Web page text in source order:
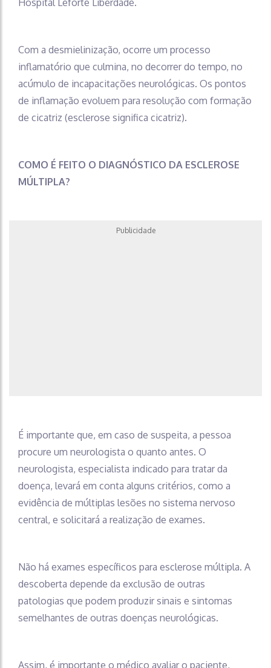
Com a desmielinização, ocorre um processo
inflamatório que culmina, no decorrer do tempo, no
acúmulo de incapacitações neurológicas. Os pontos
de inflamação evoluem para resolução com formação
de cicatriz (esclerose significa cicatriz).
COMO É FEITO O DIAGNÓSTICO DA ESCLEROSE
MÚLTIPLA?
Publicidade
É importante que, em caso de suspeita, a pessoa
procure um neurologista o quanto antes. O
neurologista, especialista indicado para tratar da
doença, levará em conta alguns critérios, como a
evidência de múltiplas lesões no sistema nervoso
central, e solicitará a realização de exames.
Não há exames específicos para esclerose múltipla. A
descoberta depende da exclusão de outras
patologias que podem produzir sinais e sintomas
semelhantes de outras doenças neurológicas.
Assim, é importante o médico avaliar o paciente,